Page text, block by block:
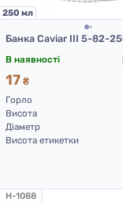
250 мл
В наявності
17 ₴
Горло
Висота
Діаметр
Висота етикетки
H-1088